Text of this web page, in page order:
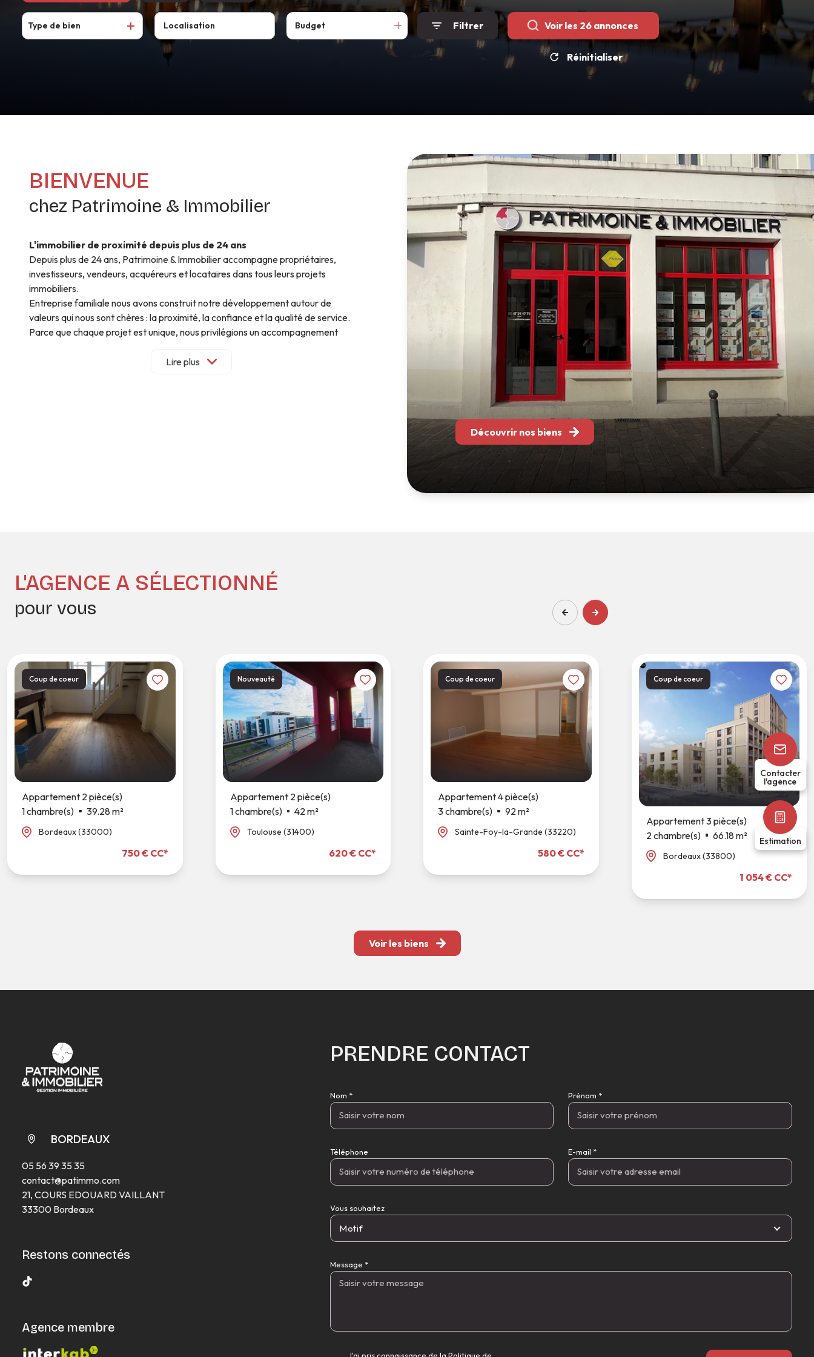
CONSITUTER
VOTRE
NOS
MÉTIERS
CONTACT
SYNDIC De l'ancien à l'année
En saisonnier
Type de bien Budget Filtrer Voir les 26annonces
Réinitialiser
Découvrir nos biens
BIENVENUE
chez Patrimoine & Immobilier
L'immobilier de proximité depuis plus de 24 ans
Depuis plus de 24 ans, Patrimoine & Immobilier accompagne propriétaires,
investisseurs, vendeurs, acquéreurs et locataires dans tous leurs projets
immobiliers.
Entreprise familiale nous avons construit notre développement autour de
valeurs qui nous sont chères : la proximité, la confiance et la qualité de service.
Parce que chaque projet est unique, nous privilégions un accompagnement
Notre équipe réunit des professionnels spécialisés en gestion locative,
Lire plus
L'AGENCE A SÉLECTIONNÉ
pour vous
Coup de coeur
Appartement 2 pièce(s)
1 chambre(s)
39.28 m²
Bordeaux (33000)
750 € CC*
Nouveauté
Appartement 2 pièce(s)
1 chambre(s)
42 m²
Toulouse (31400)
620 € CC*
Coup de coeur
Appartement 4 pièce(s)
3 chambre(s)
92 m²
Sainte-Foy-la-Grande (33220)
580 € CC*
Coup de coeur
Appartement 3 pièce(s)
2 chambre(s)
66.18 m²
Bordeaux (33800)
1 054 € CC*
Voir les biens
Contacter
l'agence
Estimation
PRENDRE CONTACT
Nom * Prénom *
Téléphone E-mail *
Vous souhaitez
Motif
Message *
BORDEAUX
05 56 39 35 35
contact@patimmo.com
21, COURS EDOUARD VAILLANT
33300 Bordeaux
Restons connectés
Agence membre